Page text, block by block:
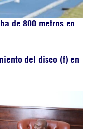
de 800 metros en
del disco (f) en